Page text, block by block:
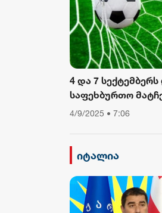
4 და 7
საფეხბურთო
საავტომობილო
4/9/2025 • 7:06
იტალია